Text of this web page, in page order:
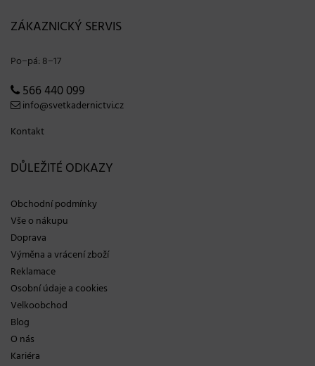
ZÁKAZNICKÝ SERVIS
Po−pá: 8−17
566 440 099
info@svetkadernictvi.cz
Kontakt
DŮLEŽITÉ ODKAZY
Obchodní podmínky
Vše o nákupu
Doprava
Výměna a vrácení zboží
Reklamace
Osobní údaje a cookies
Velkoobchod
Blog
O nás
Kariéra